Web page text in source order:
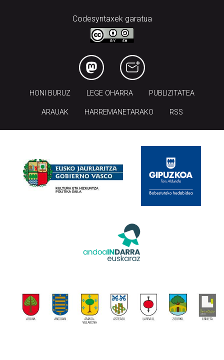
Codesyntaxek garatua
HONI BURUZ LEGE OHARRA PUBLIZITATEA
ARAUAK HARREMANETARAKO RSS